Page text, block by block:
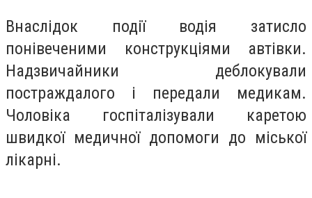
Внаслідок події водія затисло
понівеченими конструкціями автівки.
Надзвичайники деблокували
постраждалого і передали медикам.
Чоловіка госпіталізували каретою
швидкої медичної допомоги до міської
лікарні.